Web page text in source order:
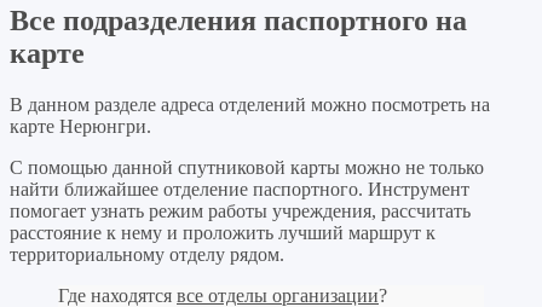
Все подразделения паспортного на
карте
В данном разделе адреса отделений можно посмотреть на
карте Нерюнгри.
С помощью данной спутниковой карты можно не только
найти ближайшее отделение паспортного. Инструмент
помогает узнать режим работы учреждения, рассчитать
расстояние к нему и проложить лучший маршрут к
территориальному отделу рядом.
Где находятся все отделы организации?